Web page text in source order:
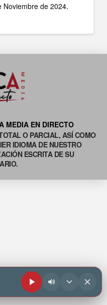
Noviembre de 2024.
MEDIA EN DIRECTO
O PARCIAL, ASÍ COMO
IDIOMA DE NUESTRO
ESCRITA DE SU